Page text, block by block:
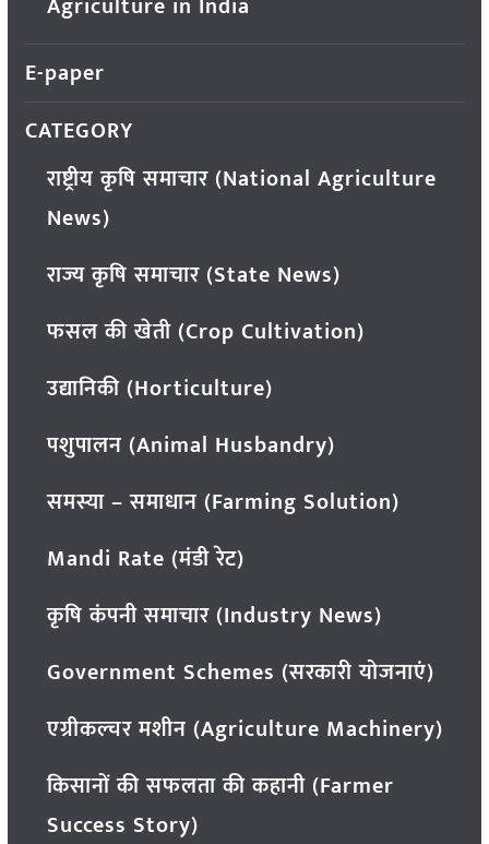
E-paper
CATEGORY
राष्ट्रीय कृषि समाचार (National Agriculture
News)
राज्य कृषि समाचार (State News)
फसल की खेती (Crop Cultivation)
उद्यानिकी (Horticulture)
पशुपालन (Animal Husbandry)
समस्या – समाधान (Farming Solution)
Mandi Rate (मंडी रेट)
कृषि कंपनी समाचार (Industry News)
Government Schemes (सरकारी योजनाएं)
एग्रीकल्चर मशीन (Agriculture Machinery)
किसानों की सफलता की कहानी (Farmer
Success Story)